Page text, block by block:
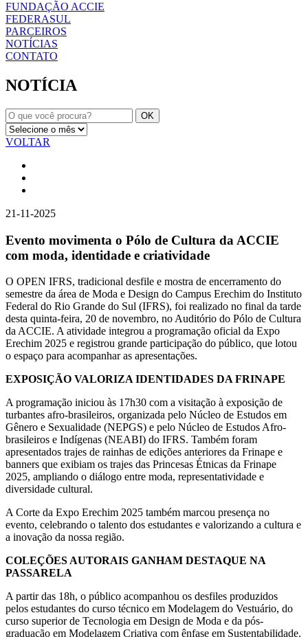
FUNDAÇÃO ACCIE
FEDERASUL
PARCEIROS
NOTÍCIAS
CONTATO
NOTÍCIA
VOLTAR
21-11-2025
Evento movimenta o Pólo de Cultura da ACCIE
com moda, identidade e criatividade
O OPEN IFRS, tradicional desfile e mostra de encerramento do
semestre da área de Moda e Design do Campus Erechim do Instituto
Federal do Rio Grande do Sul (IFRS), foi realizado no final da tarde
desta quinta-feira, 20 de novembro, no Auditório do Pólo de Cultura
da ACCIE. A atividade integrou a programação oficial da Expo
Erechim 2025 e registrou grande participação do público, que lotou
o espaço para acompanhar as apresentações.
EXPOSIÇÃO VALORIZA IDENTIDADES DA FRINAPE
A programação iniciou às 17h30 com a visitação à exposição de
turbantes afro-brasileiros, organizada pelo Núcleo de Estudos em
Gênero e Sexualidade (NEPGS) e pelo Núcleo de Estudos Afro-
brasileiros e Indígenas (NEABI) do IFRS. Também foram
apresentados trajes de rainhas de edições anteriores da Frinape e
banners que exibiam os trajes das Princesas Étnicas da Frinape
2025, ampliando o diálogo entre moda, representatividade e
diversidade cultural.
A Corte da Expo Erechim 2025 também marcou presença no
evento, celebrando o talento dos estudantes e valorizando a cultura e
a inovação da nossa região.
COLEÇÕES AUTORAIS GANHAM DESTAQUE NA
PASSARELA
A partir das 18h, o público acompanhou os desfiles produzidos
pelos estudantes do curso técnico em Modelagem do Vestuário, do
curso superior de Tecnologia em Design de Moda e da pós-
graduação em Modelagem Criativa com ênfase em Sustentabilidade.